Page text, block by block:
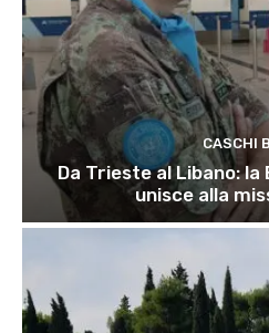
CASCHI
Da Trieste al Libano:
unisce alla